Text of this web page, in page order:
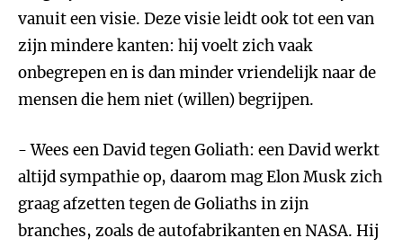
vanuit een visie. Deze visie leidt ook tot een van
zijn mindere kanten: hij voelt zich vaak
onbegrepen en is dan minder vriendelijk naar de
mensen die hem niet (willen) begrijpen.
- Wees een David tegen Goliath: een David werkt
altijd sympathie op, daarom mag Elon Musk zich
graag afzetten tegen de Goliaths in zijn
branches, zoals de autofabrikanten en NASA. Hij